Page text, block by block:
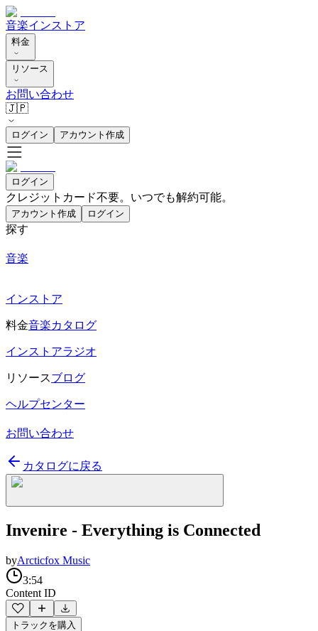
音楽インストア
料金
リソース
お問い合わせ
🇯🇵
ログイン アカウント作成
ログイン
クレジットカード不要。いつでも解約可能。
アカウント作成 ログイン
探す
音楽
インストア
料金音楽カタログ
インストアラジオ
リソースブログ
ヘルプセンター
お問い合わせ
カタログに戻る
Invenire - Everything is Connected
byArcticfox Music
3:54
Content ID
トラックを購入